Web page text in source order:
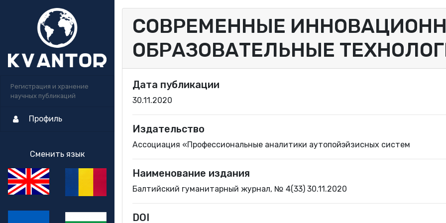
Регистрация и хранение
научных публикаций
Профиль
Сменить язык
СОВРЕМЕННЫЕ
ОБРАЗОВАТЕЛЬНЫЕ
Дата публикации
30.11.2020
Издательство
Ассоциация «Профессиональные аналитики аутопойэйзисных систем
Наименование издания
Балтийский гуманитарный журнал, № 4(33) 30.11.2020
DOI